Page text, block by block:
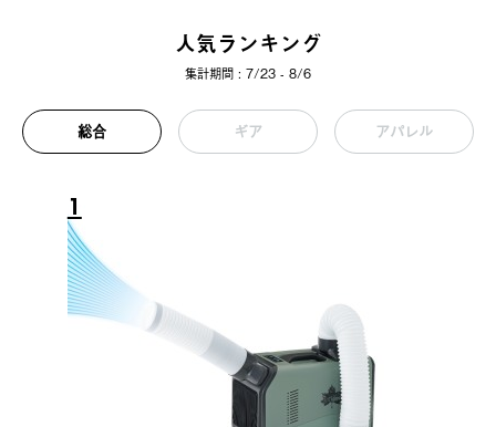
人気ランキング
集計期間 : 7/23 - 8/6
総合 ギア アパレル
1